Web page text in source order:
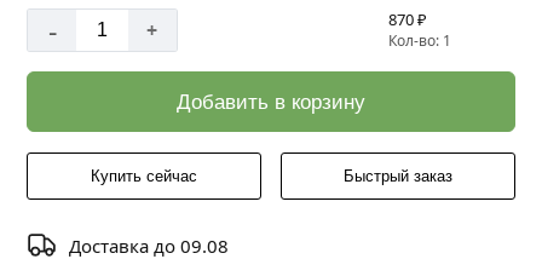
- + 870 ₽
Кол-во: 1
Добавить в корзину
Купить сейчас Быстрый заказ
Доставка до 09.08